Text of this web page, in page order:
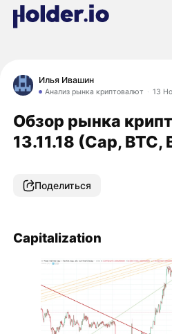
Илья Ивашин
Анализ рынка криптовалют 13
Обзор рынка
13.11.18 (Cap, BTC,
Поделиться
Capitalization